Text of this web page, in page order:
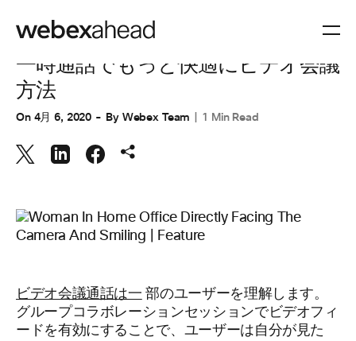
ビデオ会議
一時通話でもっと快適にビデオ会議
方法
On 4月 6, 2020 By Webex Team 1 Min Read
ビデオ会議通話は一 部のユーザーを理解します。
グループコラボレーションセッションでビデオフィ
ードを有効にすることで、ユーザーは自分が見た